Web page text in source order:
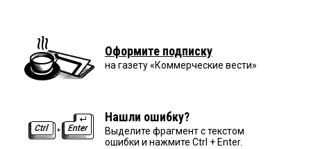
Оформите подписку
на газету «Коммерческие вести»
Нашли ошибку?
Выделите фрагмент с текстом
ошибки и нажмите Ctrl + Enter.